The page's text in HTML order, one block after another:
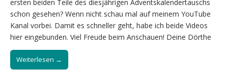
ersten beiden Teile des diesjährigen Adventskalendertauschs
schon gesehen? Wenn nicht schau mal auf meinem YouTube
Kanal vorbei. Damit es schneller geht, habe ich beide Videos
hier eingebunden. Viel Freude beim Anschauen! Deine Dörthe
Weiterlesen →